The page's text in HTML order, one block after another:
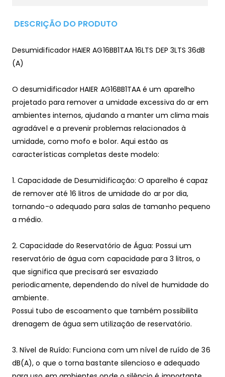
DESCRIÇÃO DO PRODUTO
Desumidificador HAIER AG16BB1TAA 16LTS DEP 3LTS 36dB
(A)
O desumidificador HAIER AG16BB1TAA é um aparelho
projetado para remover a umidade excessiva do ar em
ambientes internos, ajudando a manter um clima mais
agradável e a prevenir problemas relacionados à
umidade, como mofo e bolor. Aqui estão as
características completas deste modelo:
1. Capacidade de Desumidificação: O aparelho é capaz
de remover até 16 litros de umidade do ar por dia,
tornando-o adequado para salas de tamanho pequeno
a médio.
2. Capacidade do Reservatório de Água: Possui um
reservatório de água com capacidade para 3 litros, o
que significa que precisará ser esvaziado
periodicamente, dependendo do nível de humidade do
ambiente.
Possui tubo de escoamento que também possibilita
drenagem de água sem utilização de reservatório.
3. Nível de Ruído: Funciona com um nível de ruído de 36
dB(A), o que o torna bastante silencioso e adequado